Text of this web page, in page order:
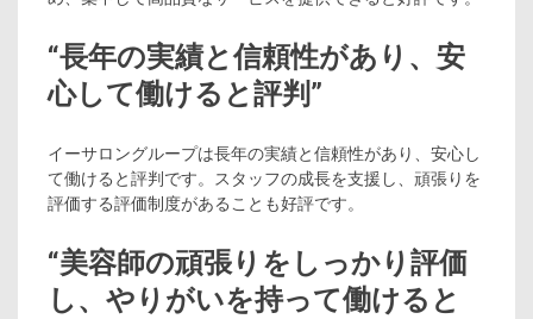
“長年の実績と信頼性があり、安
心して働けると評判”
イーサロングループは長年の実績と信頼性があり、安心し
て働けると評判です。スタッフの成長を支援し、頑張りを
評価する評価制度があることも好評です。
“美容師の頑張りをしっかり評価
し、やりがいを持って働けると